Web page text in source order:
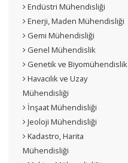
Endüstri Mühendisliği
Enerji, Maden Mühendisliği
Gemi Mühendisliği
Genel Mühendislik
Genetik ve Biyomühendislik
Havacılık ve Uzay
Mühendisliği
İnşaat Mühendisliği
Jeoloji Mühendisliği
Kadastro, Harita
Mühendisliği